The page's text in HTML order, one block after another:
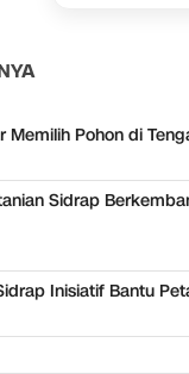
Memilih Pohon di
Sidrap
Inisiatif Bantu